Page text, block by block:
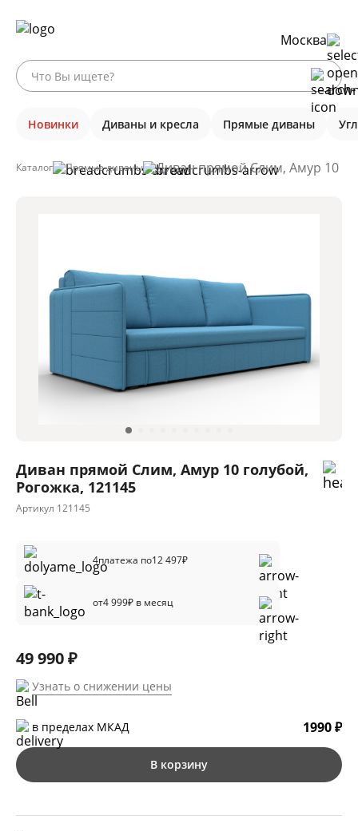
Москва
Новинки Диваны и кресла Прямые диваны
Каталог Прямые диваны Диван прямой Слим, Амур 10
Диван прямой Слим, Амур 10 голубой,
Рогожка, 121145
Артикул 121145
4платежа по12 497₽
от4 999₽ в месяц
49 990 ₽
Узнать о снижении цены
в пределах МКАД 1990 ₽
В корзину